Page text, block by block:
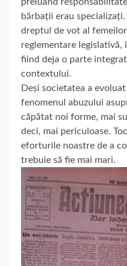
preluând
bărbații erau
dreptul de vot al
reglementare legislativă,
fiind deja o parte
contextului.
Deși societatea a
fenomenul abuzului
căpătat noi forme, mai
deci, mai periculoase.
eforturile noastre de a
trebuie să fie mai mari.